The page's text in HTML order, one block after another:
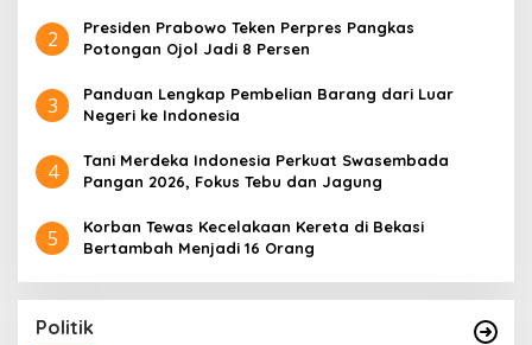
2
Presiden Prabowo Teken Perpres Pangkas
Potongan Ojol Jadi 8 Persen
3
Panduan Lengkap Pembelian Barang dari Luar
Negeri ke Indonesia
4
Tani Merdeka Indonesia Perkuat Swasembada
Pangan 2026, Fokus Tebu dan Jagung
5
Korban Tewas Kecelakaan Kereta di Bekasi
Bertambah Menjadi 16 Orang
Politik